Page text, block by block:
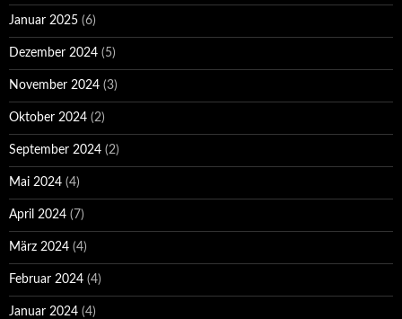
Januar 2025 (6)
Dezember 2024 (5)
November 2024 (3)
Oktober 2024 (2)
September 2024 (2)
Mai 2024 (4)
April 2024 (7)
März 2024 (4)
Februar 2024 (4)
Januar 2024 (4)